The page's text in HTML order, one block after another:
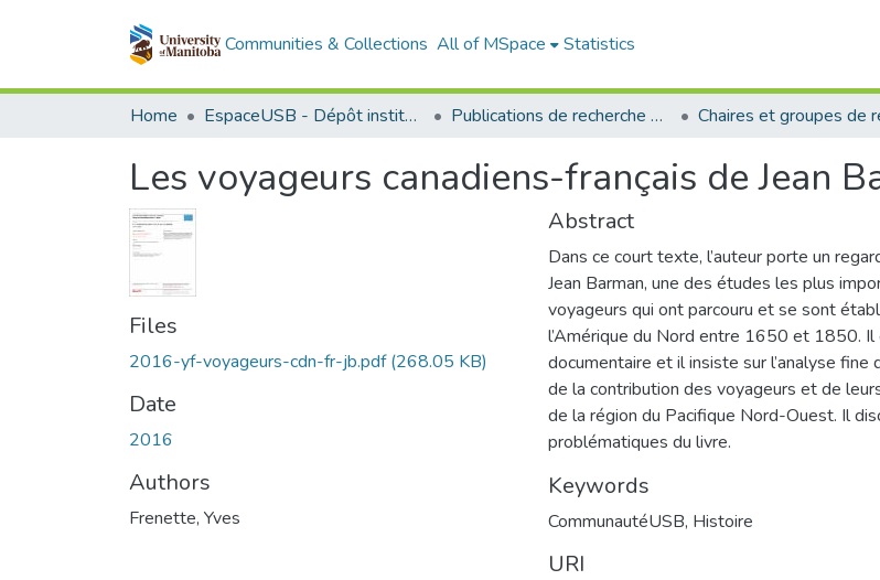
Communities & Collections All of MSpace Statistics
Home EspaceUSB - Dépôt institutionnel de l'Université de Saint-Boniface Publications de recherche et autres travaux des professeurs et chercheurs
Les voyageurs canadiens-français de Jean
Files
2016-yf-voyageurs-cdn-fr-jb.pdf(268.05 KB)
Date
2016
Authors
Frenette, Yves
Abstract
Dans ce court texte, l’auteur porte un
Jean Barman, une des études les plus
voyageurs qui ont parcouru et se sont
l’Amérique du Nord entre 1650 et 1850. Il
documentaire et il insiste sur l’analyse fine
de la contribution des voyageurs et de
de la région du Pacifique Nord-Ouest. Il
problématiques du livre.
Keywords
CommunautéUSB, Histoire
URI